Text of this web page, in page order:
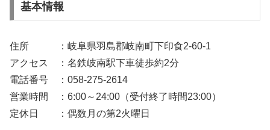
基本情報
住所 ：岐阜県羽島郡岐南町下印食2‐60‐1
アクセス ：名鉄岐南駅下車徒歩約2分
電話番号 ：058-275-2614
営業時間 ：6:00～24:00（受付終了時間23:00）
定休日 ：偶数月の第2火曜日